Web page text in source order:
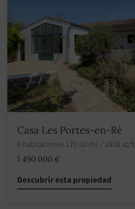
Casa Les Portes-en-Ré
6 habitaciones 170.00 m2 / 1830 sq ft
1 490 000 €
Descubrir esta propiedad